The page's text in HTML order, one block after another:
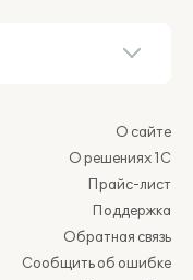
О сайте
О решениях 1С
Прайс-лист
Поддержка
Обратная связь
Сообщить об ошибке